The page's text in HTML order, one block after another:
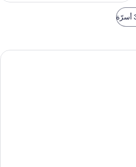
ألحفة محشوة بالريش وخزنة داخل